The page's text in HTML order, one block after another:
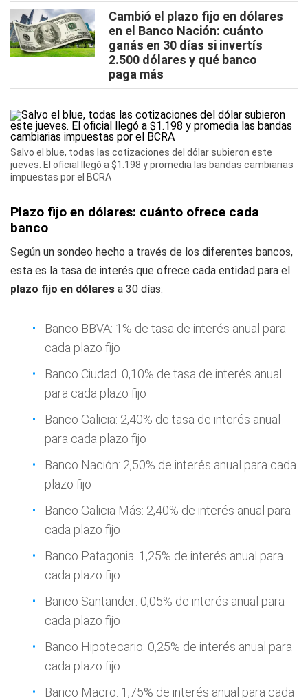
Cambió el plazo fijo en dólares
en el Banco Nación: cuánto
ganás en 30 días si invertís
2.500 dólares y qué banco
paga más
Salvo el blue, todas las cotizaciones del dólar subieron este
jueves. El oficial llegó a $1.198 y promedia las bandas cambiarias
impuestas por el BCRA
Plazo fijo en dólares: cuánto ofrece cada
banco
Según un sondeo hecho a través de los diferentes bancos,
esta es la tasa de interés que ofrece cada entidad para el
plazo fijo en dólares a 30 días:
Banco BBVA: 1% de tasa de interés anual para
cada plazo fijo
Banco Ciudad: 0,10% de tasa de interés anual
para cada plazo fijo
Banco Galicia: 2,40% de tasa de interés anual
para cada plazo fijo
Banco Nación: 2,50% de interés anual para cada
plazo fijo
Banco Galicia Más: 2,40% de interés anual para
cada plazo fijo
Banco Patagonia: 1,25% de interés anual para
cada plazo fijo
Banco Santander: 0,05% de interés anual para
cada plazo fijo
Banco Hipotecario: 0,25% de interés anual para
cada plazo fijo
Banco Macro: 1,75% de interés anual para cada